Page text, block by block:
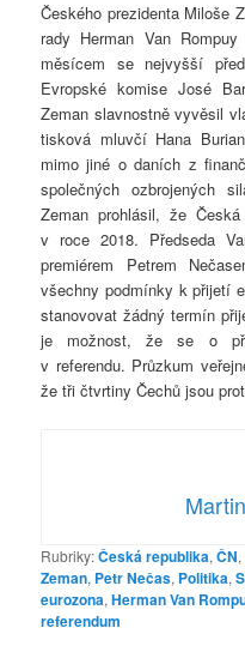
Českého prezidenta Miloše
rady Herman Van
měsícem se nejvyšší
Evropské komise José
Zeman slavnostně vyvěsil
tisková mluvčí Hana
mimo jiné o daních z
společných ozbrojených
Zeman prohlásil, že
v roce 2018. Předseda
premiérem Petrem
všechny podmínky k přijetí
stanovovat žádný termín
je možnost, že se o
v referendu. Průzkum
že tři čtvrtiny Čechů jsou
Rubriky:Česká republika,ČN,
Zeman, Petr Nečas, Politika,
eurozona,Herman Van
referendum